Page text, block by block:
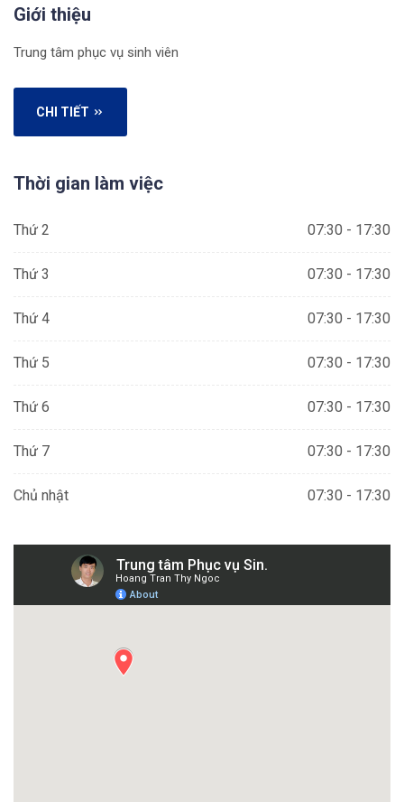
Giới thiệu
Trung tâm phục vụ sinh viên
CHI TIẾT
Thời gian làm việc
Thứ 2 07:30 - 17:30
Thứ 3 07:30 - 17:30
Thứ 4 07:30 - 17:30
Thứ 5 07:30 - 17:30
Thứ 6 07:30 - 17:30
Thứ 7 07:30 - 17:30
Chủ nhật 07:30 - 17:30